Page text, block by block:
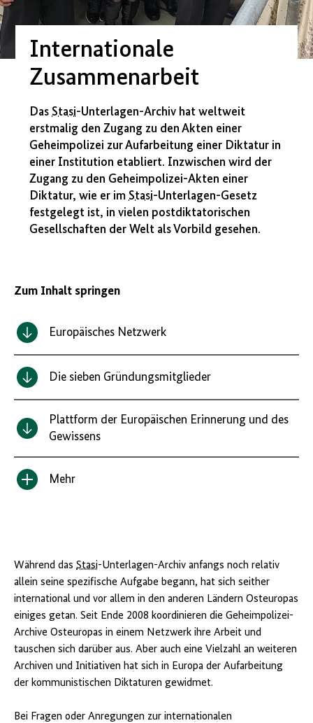
Internationale
Zusammenarbeit
Das Stasi-Unterlagen-Archiv hat weltweit
erstmalig den Zugang zu den Akten einer
Geheimpolizei zur Aufarbeitung einer Diktatur in
einer Institution etabliert. Inzwischen wird der
Zugang zu den Geheimpolizei-Akten einer
Diktatur, wie er im Stasi-Unterlagen-Gesetz
festgelegt ist, in vielen postdiktatorischen
Gesellschaften der Welt als Vorbild gesehen.
Zum Inhalt springen
Europäisches Netzwerk
Die sieben Gründungsmitglieder
Plattform der Europäischen Erinnerung und des
Gewissens
Inhalt
Mehr
Während das Stasi-Unterlagen-Archiv anfangs noch relativ
allein seine spezifische Aufgabe begann, hat sich seither
international und vor allem in den anderen Ländern Osteuropas
einiges getan. Seit Ende 2008 koordinieren die Geheimpolizei-
Archive Osteuropas in einem Netzwerk ihre Arbeit und
tauschen sich darüber aus. Aber auch eine Vielzahl an weiteren
Archiven und Initiativen hat sich in Europa der Aufarbeitung
der kommunistischen Diktaturen gewidmet.
Bei Fragen oder Anregungen zur internationalen